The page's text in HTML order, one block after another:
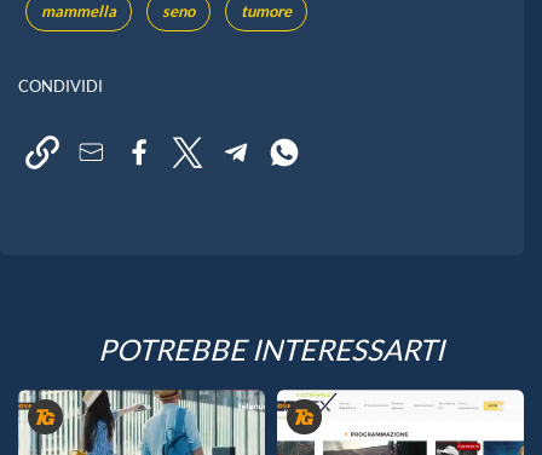
mammella seno tumore
CONDIVIDI
POTREBBE INTERESSARTI